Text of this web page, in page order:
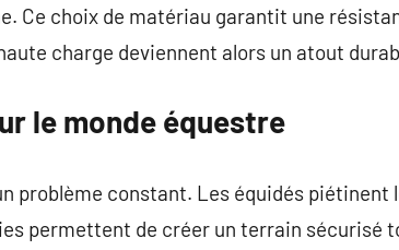
Ce choix de matériau garantit une
charge deviennent alors un atout
le monde équestre
problème constant. Les équidés piétinent
permettent de créer un terrain sécurisé